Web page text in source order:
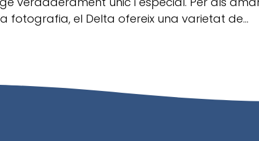
fotografia, el Delta ofereix una varietat de...